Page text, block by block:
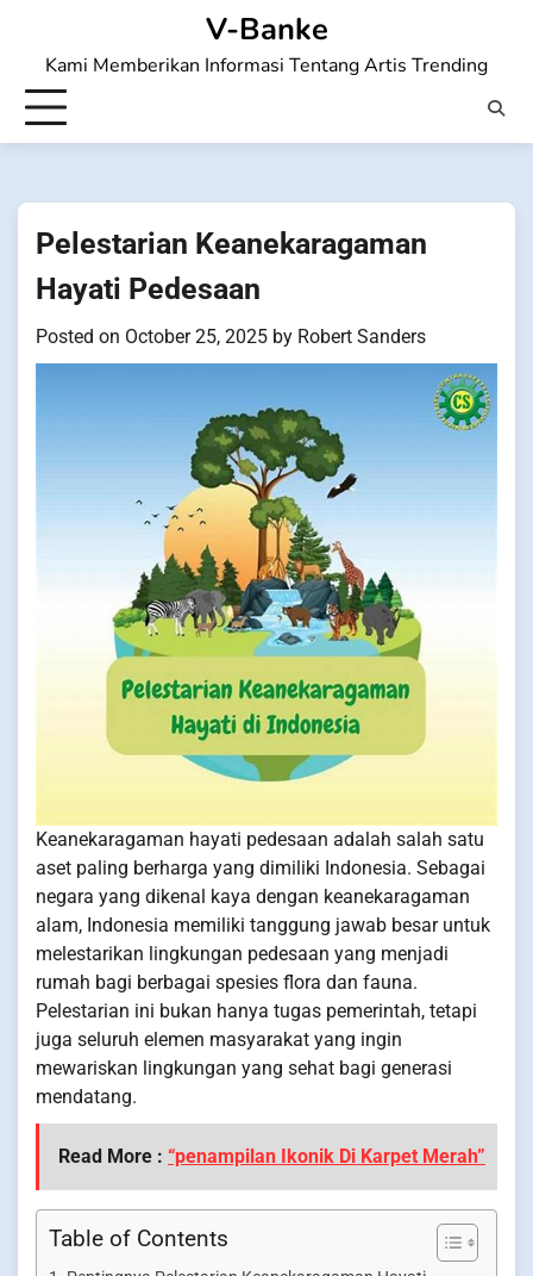
content
V-Banke
Kami Memberikan Informasi Tentang Artis Trending
Pelestarian Keanekaragaman
Hayati Pedesaan
Posted on October 25, 2025 by Robert Sanders
Keanekaragaman hayati pedesaan adalah salah satu
aset paling berharga yang dimiliki Indonesia. Sebagai
negara yang dikenal kaya dengan keanekaragaman
alam, Indonesia memiliki tanggung jawab besar untuk
melestarikan lingkungan pedesaan yang menjadi
rumah bagi berbagai spesies flora dan fauna.
Pelestarian ini bukan hanya tugas pemerintah, tetapi
juga seluruh elemen masyarakat yang ingin
mewariskan lingkungan yang sehat bagi generasi
mendatang.
Read More : “penampilan Ikonik Di Karpet Merah”
Table of Contents